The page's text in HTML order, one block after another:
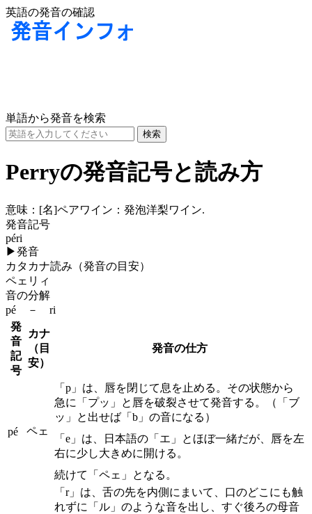
英語の発音の確認
単語から発音を検索
Perryの発音記号と読み方
意味： [名]ペアワイン：発泡洋梨ワイン.
発音記号
péri
▶発音
カタカナ読み（発音の目安）
ペェリィ
音の分解
pé － ri
発
音
記
号
カナ
（目
安）
発音の仕方
pé ペェ
「p」は、唇を閉じて息を止める。その状態から
急に「プッ」と唇を破裂させて発音する。（「ブ
ッ」と出せば「b」の音になる）
「e」は、日本語の「エ」とほぼ一緒だが、唇を左
右に少し大きめに開ける。
続けて「ペェ」となる。
「r」は、舌の先を内側にまいて、口のどこにも触
れずに「ル」のような音を出し、すぐ後ろの母音